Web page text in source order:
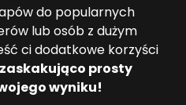
do popularnych
lub osób z dużym
ci dodatkowe korzyści
prosty
wyniku!